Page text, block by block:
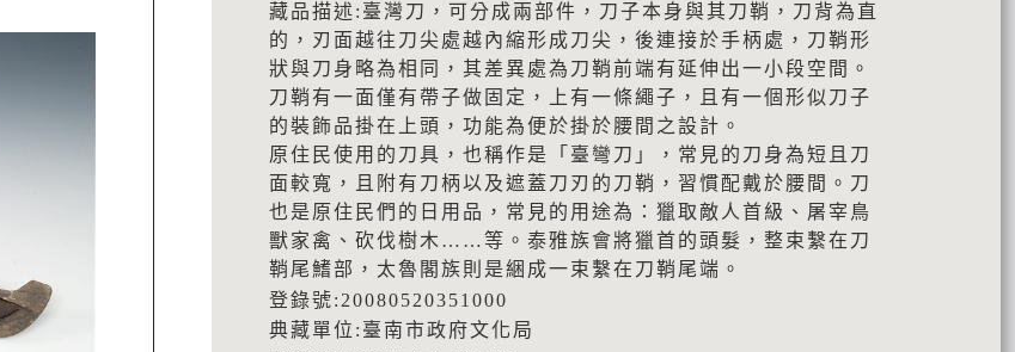
藏品描述:臺灣刀，可分成兩部件，刀子本身與其刀鞘，刀背為直
的，刃面越往刀尖處越內縮形成刀尖，後連接於手柄處，刀鞘形
狀與刀身略為相同，其差異處為刀鞘前端有延伸出一小段空間。
刀鞘有一面僅有帶子做固定，上有一條繩子，且有一個形似刀子
的裝飾品掛在上頭，功能為便於掛於腰間之設計。
原住民使用的刀具，也稱作是「臺彎刀」，常見的刀身為短且刀
面較寬，且附有刀柄以及遮蓋刀刃的刀鞘，習慣配戴於腰間。刀
也是原住民們的日用品，常見的用途為：獵取敵人首級、屠宰鳥
獸家禽、砍伐樹木……等。泰雅族會將獵首的頭髮，整束繫在刀
鞘尾鰭部，太魯閣族則是綑成一束繫在刀鞘尾端。
登錄號:20080520351000
典藏單位:臺南市政府文化局